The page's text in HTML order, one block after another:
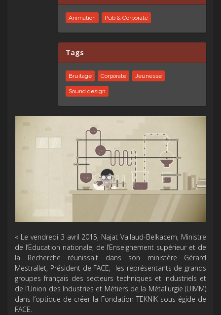
Animation Pub & Corporate
Tags
Bruitage Corporate Jeunesse
Sound design
« Le vendredi 3 avril 2015, Najat Vallaud-Belkacem, Ministre
de l’Education nationale, de l’Enseignement supérieur et de
la Recherche réunissait dans son ministère Gérard
Mestrallet, Président de FACE, les représentants de grands
groupes français des secteurs techniques et industriels et
de l’Union des Industries et Métiers de la Métallurgie (UIMM)
dans l’optique de créer la Fondation TEKNIK sous égide de
FACE.